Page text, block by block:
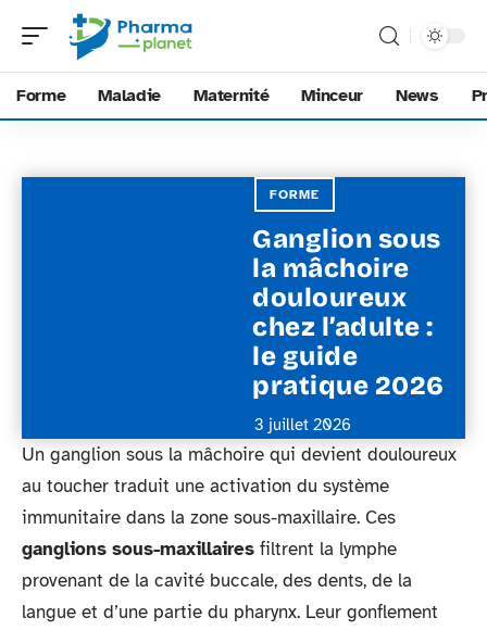
Forme Maladie Maternité Minceur News
FORME
Ganglion sous
la mâchoire
douloureux
chez l’adulte :
le guide
pratique 2026
3 juillet 2026
Un ganglion sous la mâchoire qui devient douloureux
au toucher traduit une activation du système
immunitaire dans la zone sous-maxillaire. Ces
ganglions sous-maxillaires filtrent la lymphe
provenant de la cavité buccale, des dents, de la
langue et d’une partie du pharynx. Leur gonflement